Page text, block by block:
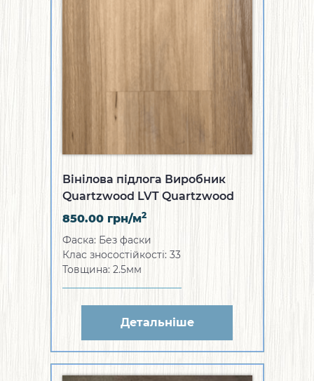
Вінілова підлога Виробник
Quartzwood LVT Quartzwood
Gold Shine
850.00 грн/м2
Фаска: Без фаски
Клас зносостійкості: 33
Товщина: 2.5мм
Детальніше